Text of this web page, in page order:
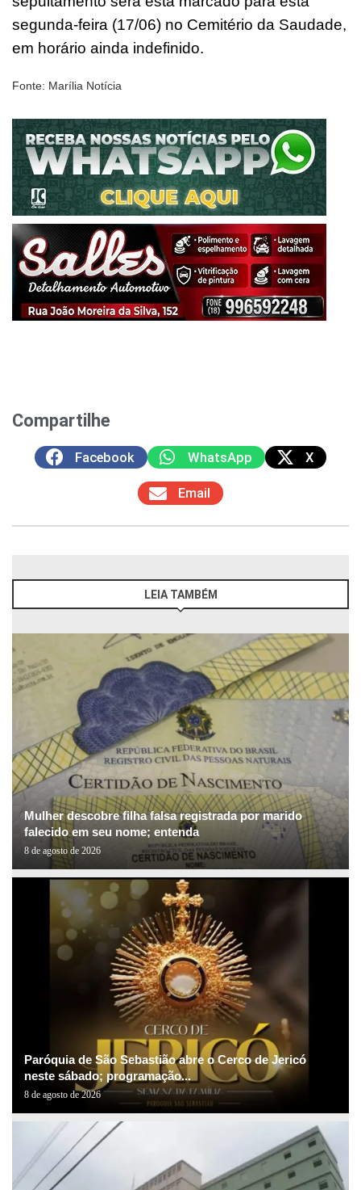
segunda-feira (17/06) no Cemitério da Saudade,
em horário ainda indefinido.
Fonte: Marília Notícia
Compartilhe
Facebook WhatsApp X
Email
LEIA TAMBÉM
Mulher descobre filha falsa registrada por marido
falecido em seu nome; entenda
8 de agosto de 2026
Paróquia de São Sebastião abre o Cerco de Jericó
neste sábado; programação...
8 de agosto de 2026